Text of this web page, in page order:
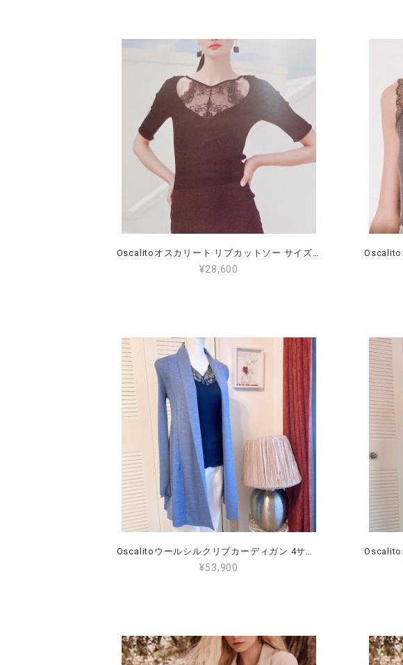
Oscalitoオスカリート リブカットソー サイズ4（L～2L）（11～13号）7256
¥28,600
Oscalitoウールシルクリブカーディガン 4サイズ（日本サイズL～2L）(11～13号)
¥53,900